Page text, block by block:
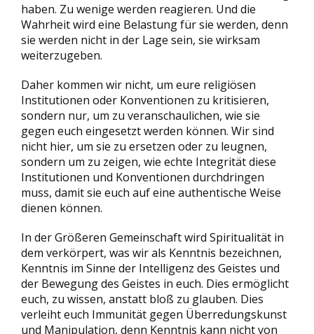
haben. Zu wenige werden reagieren. Und die
Wahrheit wird eine Belastung für sie werden, denn
sie werden nicht in der Lage sein, sie wirksam
weiterzugeben.
Daher kommen wir nicht, um eure religiösen
Institutionen oder Konventionen zu kritisieren,
sondern nur, um zu veranschaulichen, wie sie
gegen euch eingesetzt werden können. Wir sind
nicht hier, um sie zu ersetzen oder zu leugnen,
sondern um zu zeigen, wie echte Integrität diese
Institutionen und Konventionen durchdringen
muss, damit sie euch auf eine authentische Weise
dienen können.
In der Größeren Gemeinschaft wird Spiritualität in
dem verkörpert, was wir als Kenntnis bezeichnen,
Kenntnis im Sinne der Intelligenz des Geistes und
der Bewegung des Geistes in euch. Dies ermöglicht
euch, zu wissen, anstatt bloß zu glauben. Dies
verleiht euch Immunität gegen Überredungskunst
und Manipulation, denn Kenntnis kann nicht von